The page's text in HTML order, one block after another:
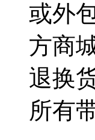
或外
方商
退换
所有